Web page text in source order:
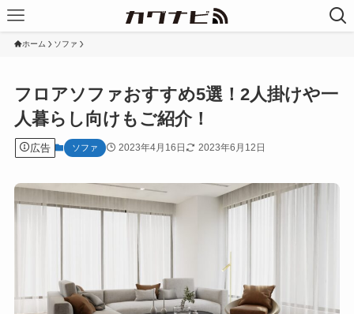
ホーム ソファ
フロアソファおすすめ5選！2人掛けや一
人暮らし向けもご紹介！
広告 ソファ 2023年4月16日 2023年6月12日